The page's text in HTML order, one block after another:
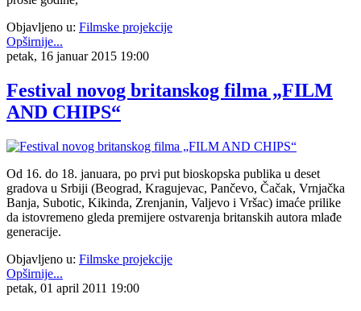
Objavljeno u: Filmske projekcije
Opširnije...
petak, 16 januar 2015 19:00
Festival novog britanskog filma „FILM
AND CHIPS“
Od 16. do 18. januara, po prvi put bioskopska publika u deset
gradova u Srbiji (Beograd, Kragujevac, Pančevo, Čačak, Vrnjačka
Banja, Subotic, Kikinda, Zrenjanin, Valjevo i Vršac) imaće prilike
da istovremeno gleda premijere ostvarenja britanskih autora mlađe
generacije.
Objavljeno u: Filmske projekcije
Opširnije...
petak, 01 april 2011 19:00